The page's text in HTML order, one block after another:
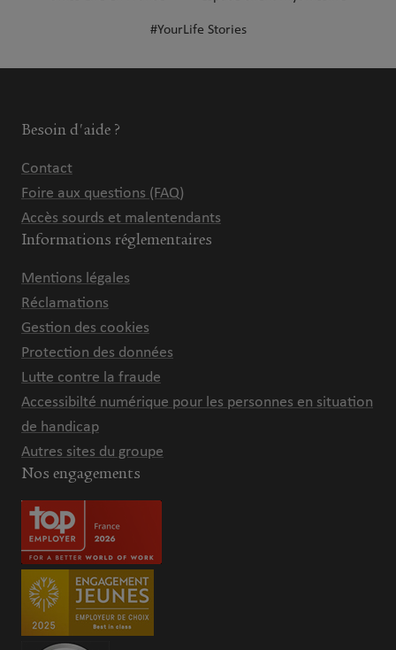
#YourLife Stories
Besoin d'aide ?
Contact
Foire aux questions (FAQ)
Accès sourds et malentendants
Informations réglementaires
Mentions légales
Réclamations
Gestion des cookies
Protection des données
Lutte contre la fraude
Accessibilté numérique pour les personnes en situation
de handicap
Autres sites du groupe
Nos engagements